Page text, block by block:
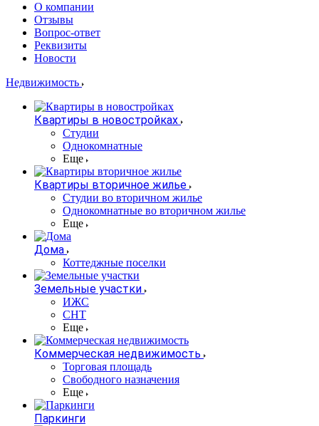
О компании
Отзывы
Вопрос-ответ
Реквизиты
Новости
Недвижимость
Квартиры в новостройках
Студии
Однокомнатные
Еще
Квартиры вторичное жилье
Студии во вторичном жилье
Однокомнатные во вторичном жилье
Еще
Дома
Коттеджные поселки
Земельные участки
ИЖС
СНТ
Еще
Коммерческая недвижимость
Торговая площадь
Свободного назначения
Еще
Паркинги